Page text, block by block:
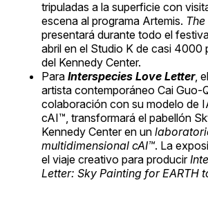
tripuladas a la superficie con
escena al programa Artemis.
presentará durante todo el
abril en el Studio K de casi 4000
del Kennedy Center.
Para Interspecies Love Letter,
artista contemporáneo Cai Guo-
colaboración con su modelo de
cAI™, transformará el pabellón
Kennedy Center en un
multidimensional cAI™. La
el viaje creativo para producir
Letter: Sky Painting for EARTH